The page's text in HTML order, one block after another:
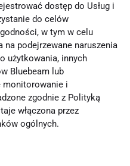
dostęp do Usług i
do celów
w tym w celu
na podejrzewane naruszenia
użytkowania, innych
Bluebeam lub
monitorowanie i
zgodnie z Polityką
włączona przez
ogólnych.